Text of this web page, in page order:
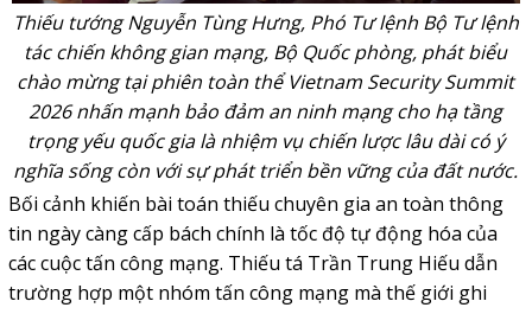
Thiếu tướng Nguyễn Tùng Hưng, Phó Tư lệnh Bộ Tư lệnh
tác chiến không gian mạng, Bộ Quốc phòng, phát biểu
chào mừng tại phiên toàn thể Vietnam Security Summit
2026 nhấn mạnh bảo đảm an ninh mạng cho hạ tầng
trọng yếu quốc gia là nhiệm vụ chiến lược lâu dài có ý
nghĩa sống còn với sự phát triển bền vững của đất nước.
Bối cảnh khiến bài toán thiếu chuyên gia an toàn thông
tin ngày càng cấp bách chính là tốc độ tự động hóa của
các cuộc tấn công mạng. Thiếu tá Trần Trung Hiếu dẫn
trường hợp một nhóm tấn công mạng mà thế giới ghi